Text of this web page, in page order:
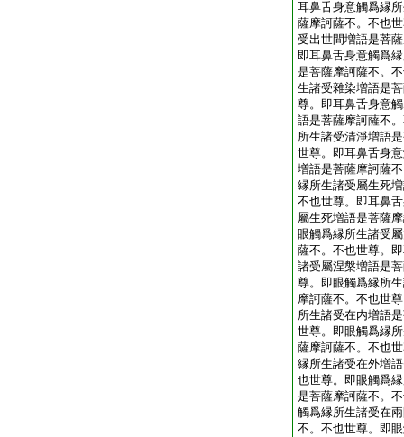
耳鼻舌身意觸爲縁
薩摩訶薩不。不也
受出世間増語是菩
即耳鼻舌身意觸爲
是菩薩摩訶薩不。
生諸受雜染増語是
尊。即耳鼻舌身意
語是菩薩摩訶薩不
所生諸受清淨増語
世尊。即耳鼻舌身
増語是菩薩摩訶薩
縁所生諸受屬生死
不也世尊。即耳鼻
屬生死増語是菩薩
眼觸爲縁所生諸受
薩不。不也世尊。
諸受屬涅槃増語是
尊。即眼觸爲縁所
摩訶薩不。不也世
所生諸受在内増語
世尊。即眼觸爲縁
薩摩訶薩不。不也
縁所生諸受在外増
也世尊。即眼觸爲
是菩薩摩訶薩不。
觸爲縁所生諸受在
不。不也世尊。即